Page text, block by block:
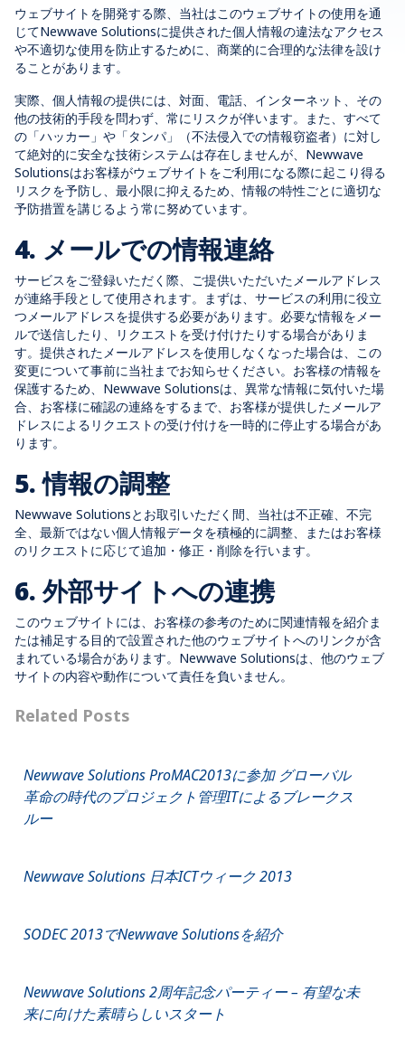
ウェブサイトを開発する際、当社はこのウェブサイトの使用を通
じてNewwave Solutionsに提供された個人情報の違法なアクセス
や不適切な使用を防止するために、商業的に合理的な法律を設け
ることがあります。
実際、個人情報の提供には、対面、電話、インターネット、その
他の技術的手段を問わず、常にリスクが伴います。また、すべて
の「ハッカー」や「タンパ」（不法侵入での情報窃盗者）に対し
て絶対的に安全な技術システムは存在しませんが、Newwave
Solutionsはお客様がウェブサイトをご利用になる際に起こり得る
リスクを予防し、最小限に抑えるため、情報の特性ごとに適切な
予防措置を講じるよう常に努めています。
4. メールでの情報連絡
サービスをご登録いただく際、ご提供いただいたメールアドレス
が連絡手段として使用されます。まずは、サービスの利用に役立
つメールアドレスを提供する必要があります。必要な情報をメー
ルで送信したり、リクエストを受け付けたりする場合がありま
す。提供されたメールアドレスを使用しなくなった場合は、この
変更について事前に当社までお知らせください。お客様の情報を
保護するため、Newwave Solutionsは、異常な情報に気付いた場
合、お客様に確認の連絡をするまで、お客様が提供したメールア
ドレスによるリクエストの受け付けを一時的に停止する場合があ
ります。
5. 情報の調整
Newwave Solutionsとお取引いただく間、当社は不正確、不完
全、最新ではない個人情報データを積極的に調整、またはお客様
のリクエストに応じて追加・修正・削除を行います。
6. 外部サイトへの連携
このウェブサイトには、お客様の参考のために関連情報を紹介ま
たは補足する目的で設置された他のウェブサイトへのリンクが含
まれている場合があります。Newwave Solutionsは、他のウェブ
サイトの内容や動作について責任を負いません。
Related Posts
Newwave Solutions ProMAC2013に参加 グローバル
革命の時代のプロジェクト管理ITによるブレークス
ルー
Newwave Solutions 日本ICTウィーク 2013
SODEC 2013でNewwave Solutionsを紹介
Newwave Solutions 2周年記念パーティー – 有望な未
来に向けた素晴らしいスタート